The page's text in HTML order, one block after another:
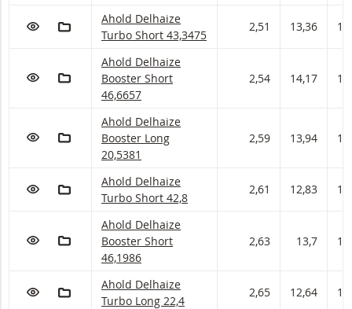
VOEG TOE AAN WATCHLIST
AAN PORTFOLIO TOEVOEGEN
Ahold Delhaize Turbo met ISIN code:
Ahold Delhaize
Turbo Short 43,3475
2,51 13,36
VOEG TOE AAN WATCHLIST
AAN PORTFOLIO TOEVOEGEN
Ahold Delhaize Booster met ISIN code:
Ahold Delhaize
Booster Short
46,6657
2,54 14,17
VOEG TOE AAN WATCHLIST
AAN PORTFOLIO TOEVOEGEN
Ahold Delhaize Booster met ISIN code:
Ahold Delhaize
Booster Long
20,5381
2,59 13,94
VOEG TOE AAN WATCHLIST
AAN PORTFOLIO TOEVOEGEN
Ahold Delhaize Turbo met ISIN code:
Ahold Delhaize
Turbo Short 42,8
2,61 12,83
VOEG TOE AAN WATCHLIST
AAN PORTFOLIO TOEVOEGEN
Ahold Delhaize Booster met ISIN code:
Ahold Delhaize
Booster Short
46,1986
2,63 13,7
VOEG TOE AAN WATCHLIST
AAN PORTFOLIO TOEVOEGEN
Ahold Delhaize Turbo met ISIN code:
Ahold Delhaize
Turbo Long 22,4
2,65 12,64